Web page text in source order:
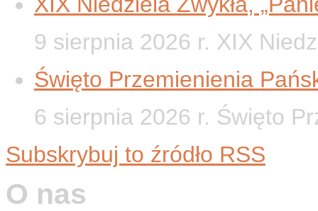
9 sierpnia 2026 r. XIX
Święto Przemienienia
6 sierpnia 2026 r. Święto
Subskrybuj to źródło RSS
O nas